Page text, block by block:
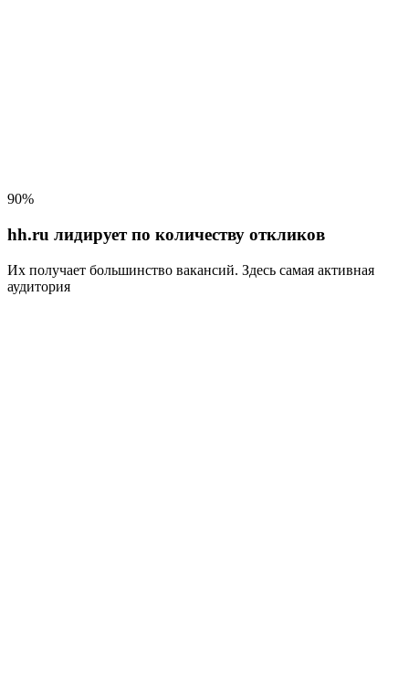
90%
hh.ru лидирует по количеству откликов
Их получает большинство вакансий. Здесь самая активная
аудитория